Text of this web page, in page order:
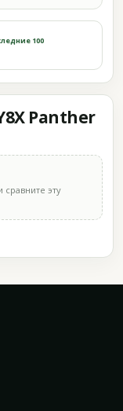
100
Panther
сравните эту